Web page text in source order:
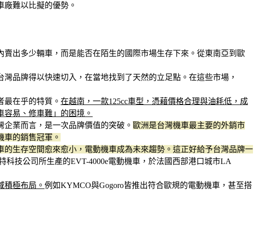
難以比擬的優勢。
出多少輛車，而是能否在陌生的國際市場生存下來。從東南亞到歐
品牌得以快速切入，在當地找到了天然的立足點。在這些市場，
最在乎的特質。 在越南，一款125cc車型，憑藉價格合理與油耗低，成
易、修車難」的困境。
業而言，是一次品牌價值的突破。 歐洲是台灣機車最主要的外銷市
的銷售冠軍。
生存空間愈來愈小，電動機車成為未來趨勢。這正好給予台灣品牌一
科技公司所生產的EVT-4000e電動機車，於法國西部港口城市LA
積極布局。 例如KYMCO與Gogoro皆推出符合歐規的電動機車，甚至搭